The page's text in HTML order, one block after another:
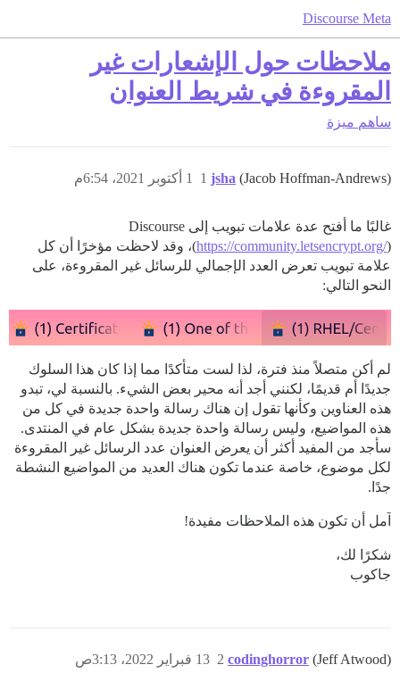
Discourse Meta
ملاحظات حول الإشعارات غير
المقروءة في شريط العنوان
ساهم ميزة
jsha (Jacob Hoffman-Andrews) 1 أكتوبر 2021، 6:54م 1
غالبًا ما أفتح عدة علامات تبويب إلى Discourse
(https://community.letsencrypt.org/ )، وقد لاحظت مؤخرًا أن كل
علامة تبويب تعرض العدد الإجمالي للرسائل غير المقروءة، على
النحو التالي:
لم أكن متصلاً منذ فترة، لذا لست متأكدًا مما إذا كان هذا السلوك
جديدًا أم قديمًا، لكنني أجد أنه محير بعض الشيء. بالنسبة لي، تبدو
هذه العناوين وكأنها تقول إن هناك رسالة واحدة جديدة في كل من
هذه المواضيع، وليس رسالة واحدة جديدة بشكل عام في المنتدى.
سأجد من المفيد أكثر أن يعرض العنوان عدد الرسائل غير المقروءة
لكل موضوع، خاصة عندما تكون هناك العديد من المواضيع النشطة
جدًا.
آمل أن تكون هذه الملاحظات مفيدة!
شكرًا لك،
جاكوب
codinghorror (Jeff Atwood) 13 فبراير 2022، 3:13ص 2